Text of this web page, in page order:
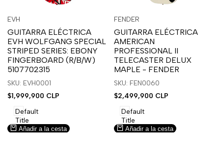
sesión
para
usar
la
lista
deseos.
para
usar
Compare
Proveedor:
EVH
GUITARRA ELÉCTRICA
EVH WOLFGANG SPECIAL
STRIPED SERIES: EBONY
FINGERBOARD (R/B/W)
5107702315
SKU: EVH0001
Precio
venta
$1,999,900 CLP
Default
Title
Añadir a la cesta
sesión
para
usar
la
lista
deseos.
sesión
para
usar
Compare
Vista
Proveedor:
FENDER
GUITARRA ELÉCTRICA
AMERICAN
PROFESSIONAL II
TELECASTER DELUX
MAPLE - FENDER
SKU: FEN0060
Precio
venta
$2,499,900 CLP
Default
Title
Añadir a la cesta